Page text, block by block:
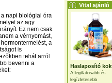
Vital ajánló
Haslaposító
A legillatosabb és
legízletesebb
napi biológiai óra
az agy
Ez nem csak
a vérnyomást,
a
is
tehát arról
bevenni a